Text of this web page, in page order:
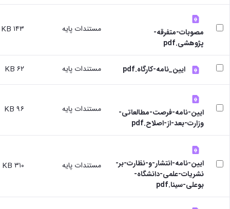
مصوبات-متفرقه-
پژوهشی.pdf
مستندات پایه ۱۴۳ KB
ایین_نامه-کارگاه.pdf مستندات پایه ۶۲ KB
ایین-نامه-فرصت-مطالعاتی-
وزارت-بعد-از-اصلاح.pdf
مستندات پایه ۹۶ KB
ایین-نامه-انتشار-و-نظارت-بر-
نشریات-علمی-دانشگاه-
بوعلی-سینا.pdf
مستندات پایه ۳۱۰ KB